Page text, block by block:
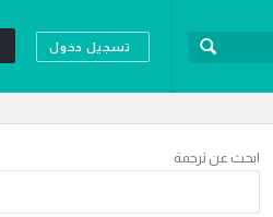
تسجيل دخول
الجانبية
ابحث عن ترجمة